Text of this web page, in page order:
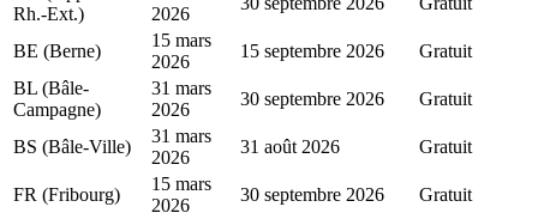
Rh.-Ext.)
2026
BE (Berne)
15 mars
2026
15 septembre 2026
Gratuit
BL (Bâle-
Campagne)
31 mars
2026
30 septembre 2026 Gratuit
BS (Bâle-Ville)
31 mars
2026
31 août 2026 Gratuit
FR (Fribourg)
15 mars
2026
30 septembre 2026 Gratuit